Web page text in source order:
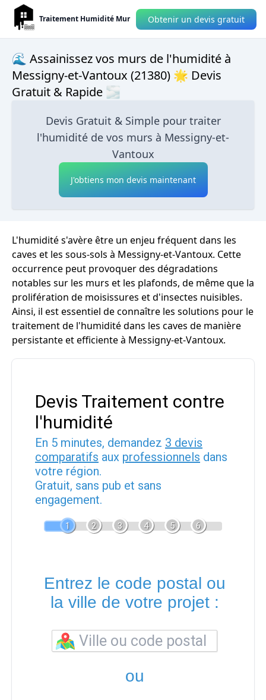
Traitement Humidité Mur Obtenir un devis gratuit
🌊 Assainissez vos murs de l'humidité à
Messigny-et-Vantoux (21380) 🌟 Devis
Gratuit & Rapide 🌫
Devis Gratuit & Simple pour traiter
l'humidité de vos murs à Messigny-et-
Vantoux
J'obtiens mon devis maintenant
L'humidité s'avère être un enjeu fréquent dans les
caves et les sous-sols à Messigny-et-Vantoux. Cette
occurrence peut provoquer des dégradations
notables sur les murs et les plafonds, de même que la
prolifération de moisissures et d'insectes nuisibles.
Ainsi, il est essentiel de connaître les solutions pour le
traitement de l'humidité dans les caves de manière
persistante et efficiente à Messigny-et-Vantoux.
Devis Traitement contre
l'humidité
En 5 minutes, demandez 3 devis
comparatifs aux professionnels dans
votre région.
Gratuit, sans pub et sans
engagement.
1 2 3 4 5 6
Entrez le code postal ou
la ville de votre projet :
ou